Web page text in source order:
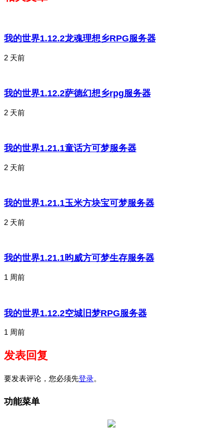
我的世界1.12.2龙魂理想乡RPG服务器
2 天前
我的世界1.12.2萨德幻想乡rpg服务器
2 天前
我的世界1.21.1童话方可梦服务器
2 天前
我的世界1.21.1玉米方块宝可梦服务器
2 天前
我的世界1.21.1昀威方可梦生存服务器
1 周前
我的世界1.12.2空城旧梦RPG服务器
1 周前
发表回复
要发表评论，您必须先登录。
功能菜单